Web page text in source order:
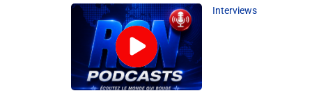
Alerte Méduses 06
Interviews